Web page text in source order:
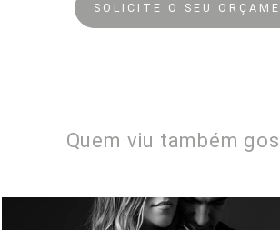
SOLICITE O SEU
Quem viu também